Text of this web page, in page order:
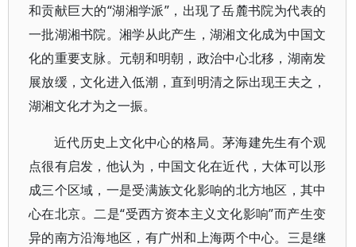
和贡献巨大的“湖湘学派”，出现了岳麓书院为代表的
一批湖湘书院。湘学从此产生，湖湘文化成为中国文
化的重要支脉。元朝和明朝，政治中心北移，湖南发
展放缓，文化进入低潮，直到明清之际出现王夫之，
湖湘文化才为之一振。
近代历史上文化中心的格局。茅海建先生有个观
点很有启发，他认为，中国文化在近代，大体可以形
成三个区域，一是受满族文化影响的北方地区，其中
心在北京。二是“受西方资本主义文化影响”而产生变
异的南方沿海地区，有广州和上海两个中心。三是继